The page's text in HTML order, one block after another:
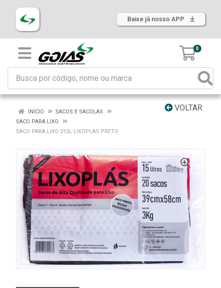
Baixe já nosso APP
0
VOLTAR
INÍCIO
SACOS E SACOLAS
SACO PARA LIXO
SACO PARA LIXO 015L LIXOPLAS PRETO